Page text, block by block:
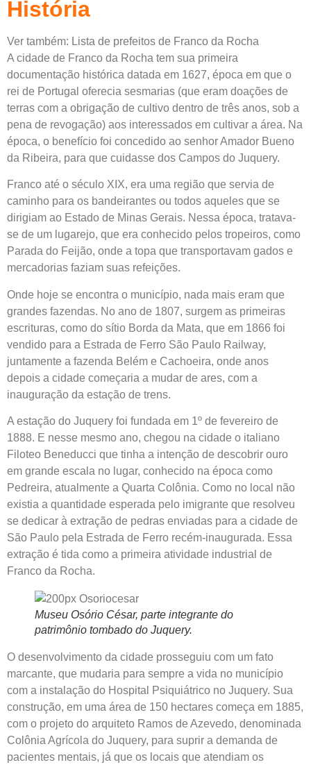
História
Ver também: Lista de prefeitos de Franco da Rocha
A cidade de Franco da Rocha tem sua primeira
documentação histórica datada em 1627, época em que o
rei de Portugal oferecia sesmarias (que eram doações de
terras com a obrigação de cultivo dentro de três anos, sob a
pena de revogação) aos interessados em cultivar a área. Na
época, o benefício foi concedido ao senhor Amador Bueno
da Ribeira, para que cuidasse dos Campos do Juquery.
Franco até o século XIX, era uma região que servia de
caminho para os bandeirantes ou todos aqueles que se
dirigiam ao Estado de Minas Gerais. Nessa época, tratava-
se de um lugarejo, que era conhecido pelos tropeiros, como
Parada do Feijão, onde a topa que transportavam gados e
mercadorias faziam suas refeições.
Onde hoje se encontra o município, nada mais eram que
grandes fazendas. No ano de 1807, surgem as primeiras
escrituras, como do sítio Borda da Mata, que em 1866 foi
vendido para a Estrada de Ferro São Paulo Railway,
juntamente a fazenda Belém e Cachoeira, onde anos
depois a cidade começaria a mudar de ares, com a
inauguração da estação de trens.
A estação do Juquery foi fundada em 1º de fevereiro de
1888. E nesse mesmo ano, chegou na cidade o italiano
Filoteo Beneducci que tinha a intenção de descobrir ouro
em grande escala no lugar, conhecido na época como
Pedreira, atualmente a Quarta Colônia. Como no local não
existia a quantidade esperada pelo imigrante que resolveu
se dedicar à extração de pedras enviadas para a cidade de
São Paulo pela Estrada de Ferro recém-inaugurada. Essa
extração é tida como a primeira atividade industrial de
Franco da Rocha.
Museu Osório César, parte integrante do
patrimônio tombado do Juquery.
O desenvolvimento da cidade prosseguiu com um fato
marcante, que mudaria para sempre a vida no município
com a instalação do Hospital Psiquiátrico no Juquery. Sua
construção, em uma área de 150 hectares começa em 1885,
com o projeto do arquiteto Ramos de Azevedo, denominada
Colônia Agrícola do Juquery, para suprir a demanda de
pacientes mentais, já que os locais que atendiam os